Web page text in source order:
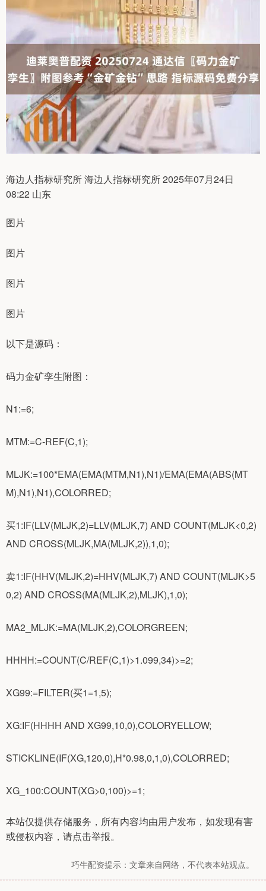
海边人指标研究所 海边人指标研究所 2025年07月24日
08:22 山东
图片
图片
图片
图片
以下是源码：
码力金矿孪生附图：
N1:=6;
MTM:=C-REF(C,1);
MLJK:=100*EMA(EMA(MTM,N1),N1)/EMA(EMA(ABS(MT
M),N1),N1),COLORRED;
买1:IF(LLV(MLJK,2)=LLV(MLJK,7) AND COUNT(MLJK<0,2)
AND CROSS(MLJK,MA(MLJK,2)),1,0);
卖1:IF(HHV(MLJK,2)=HHV(MLJK,7) AND COUNT(MLJK>5
0,2) AND CROSS(MA(MLJK,2),MLJK),1,0);
MA2_MLJK:=MA(MLJK,2),COLORGREEN;
HHHH:=COUNT(C/REF(C,1)>1.099,34)>=2;
XG99:=FILTER(买1=1,5);
XG:IF(HHHH AND XG99,10,0),COLORYELLOW;
STICKLINE(IF(XG,120,0),H*0.98,0,1,0),COLORRED;
XG_100:COUNT(XG>0,100)>=1;
本站仅提供存储服务，所有内容均由用户发布，如发现有害
或侵权内容，请点击举报。
巧牛配资提示：文章来自网络，不代表本站观点。